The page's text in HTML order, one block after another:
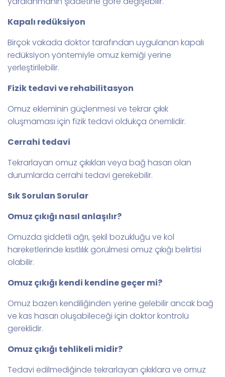
Kapalı redüksiyon
Birçok vakada doktor tarafından uygulanan kapalı
redüksiyon yöntemiyle omuz kemiği yerine
yerleştirilebilir.
Fizik tedavi ve rehabilitasyon
Omuz ekleminin güçlenmesi ve tekrar çıkık
oluşmaması için fizik tedavi oldukça önemlidir.
Cerrahi tedavi
Tekrarlayan omuz çıkıkları veya bağ hasarı olan
durumlarda cerrahi tedavi gerekebilir.
Sık Sorulan Sorular
Omuz çıkığı nasıl anlaşılır?
Omuzda şiddetli ağrı, şekil bozukluğu ve kol
hareketlerinde kısıtlılık görülmesi omuz çıkığı belirtisi
olabilir.
Omuz çıkığı kendi kendine geçer mi?
Omuz bazen kendiliğinden yerine gelebilir ancak bağ
ve kas hasarı oluşabileceği için doktor kontrolü
gereklidir.
Omuz çıkığı tehlikeli midir?
Tedavi edilmediğinde tekrarlayan çıkıklara ve omuz